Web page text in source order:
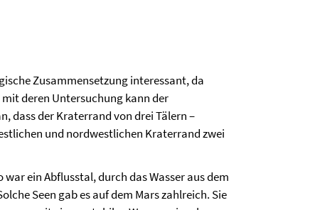
Zusammensetzung interessant, da
deren Untersuchung kann der
dass der Kraterrand von drei Tälern –
und nordwestlichen Kraterrand zwei
ein Abflusstal, durch das Wasser aus dem
Seen gab es auf dem Mars zahlreich. Sie